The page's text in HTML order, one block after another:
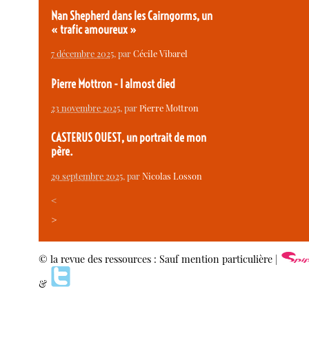
Nan Shepherd dans les Cairngorms, un
« trafic amoureux »
7 décembre 2025, parCécile Vibarel
Pierre Mottron - I almost died
23 novembre 2025, parPierre Mottron
CASTERUS OUEST, un portrait de mon
père.
29 septembre 2025, parNicolas Losson
<
>
© la revue des ressources : Sauf mention particulière |
&